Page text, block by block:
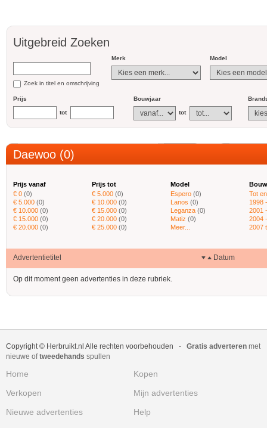
Uitgebreid Zoeken
Zoek in titel en omschrijving
Merk Model
Prijs
tot
Bouwjaar
tot
Daewoo (0)
Prijs vanaf
€ 0 (0)
€ 5.000 (0)
€ 10.000 (0)
€ 15.000 (0)
€ 20.000 (0)
Prijs tot
€ 5.000 (0)
€ 10.000 (0)
€ 15.000 (0)
€ 20.000 (0)
€ 25.000 (0)
Model
Espero (0)
Lanos (0)
Leganza (0)
Matiz (0)
Meer...
Tot
1998
2001
2004
2007
Advertentietitel Datum
Op dit moment geen advertenties in deze rubriek.
Copyright © Herbruikt.nl Alle rechten voorbehouden - Gratis adverteren met
nieuwe oftweedehands spullen
Home
Kopen
Verkopen
Mijn advertenties
Nieuwe advertenties
Help